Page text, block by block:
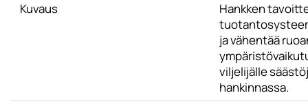
Kuvaus
Hankken
ja vähentää
viljelijälle
hankinnassa.